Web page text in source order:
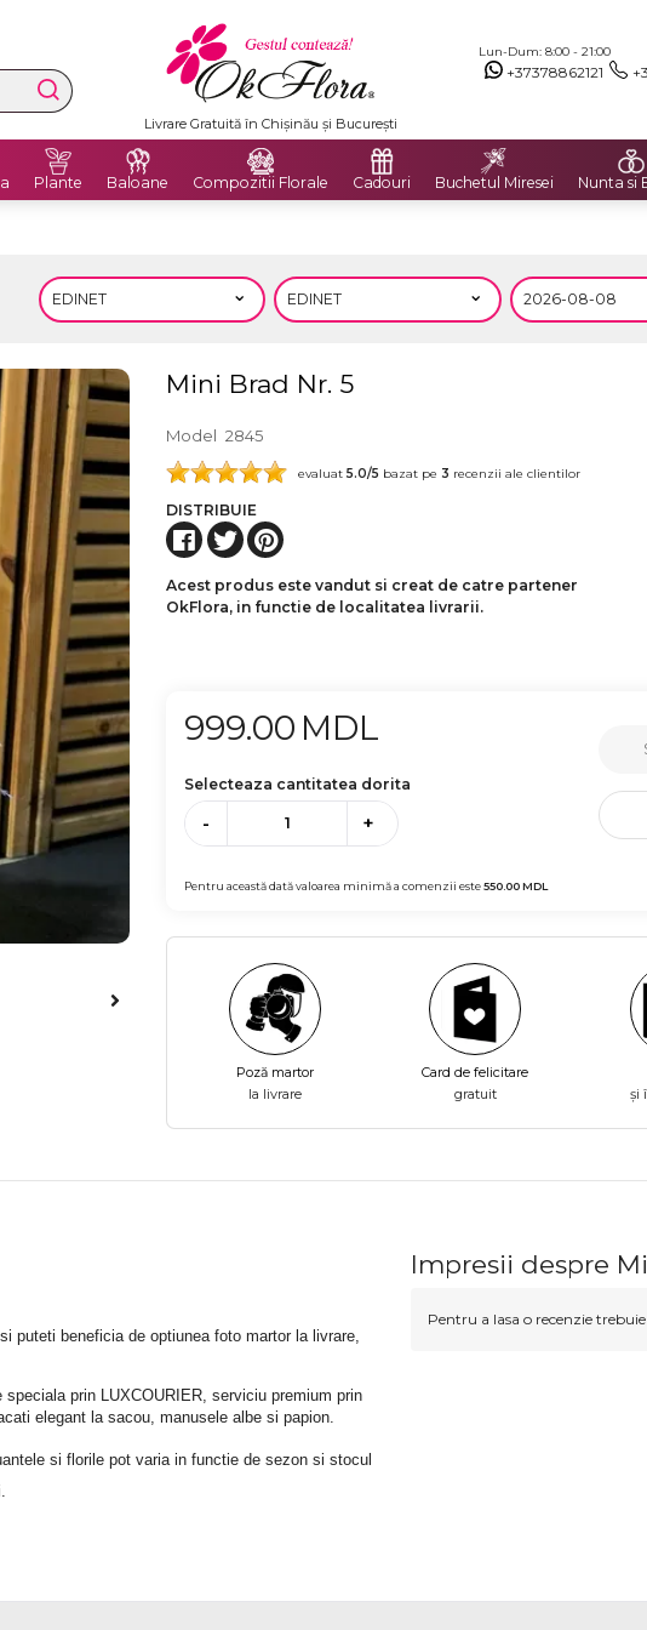
Lun-Dum: 8:00 - 21:00
+37378862121
Livrare Gratuită în Chișinău și București
Plante Baloane Compozitii Florale Cadouri Buchetul Miresei Nunta si
Mini Brad Nr. 5
Model 2845
evaluat5.0/5 bazat pe 3 recenzii ale clientilor
DISTRIBUIE
Acest produs este vandut si creat de catre partener
OkFlora, in functie de localitatea livrarii.
999.00 MDL
Selecteaza cantitatea dorita
- +
Pentru această dată valoarea minimă a comenzii este550.00MDL
Poză martor
la livrare
Card de felicitare
gratuit
și
puteti beneficia de optiunea foto martor la livrare,
prin LUXCOURIER, serviciu premium prin
elegant la sacou, manusele albe si papion.
si florile pot varia in functie de sezon si stocul
Impresii despre
Pentru a lasa o recenzie